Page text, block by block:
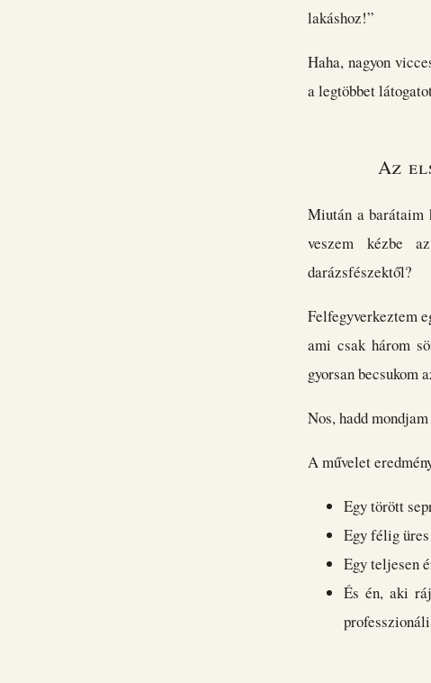
lakáshoz!”
Haha, nagyon
a legtöbbet
Az
Miután a barátaim
veszem kézbe
darázsfészektől?
Felfegyverkeztem
ami csak három
gyorsan becsukom
Nos, hadd
A művelet
Egy törött
Egy félig
Egy teljesen
És én, aki